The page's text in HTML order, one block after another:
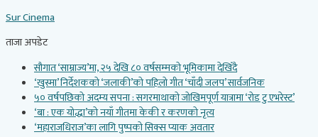
to
content
Sur Cinema
ताजा अपडेट
सौगात ‘साम्राज्य’मा, २५ देखि ८० वर्षसम्मको भूमिकामा देखिँदै
‘खुस्मा’ निर्देशकको ‘जलाकी’को पहिलो गीत ‘चाँदी जलप’ सार्वजनिक
५० वर्षपछिको अदम्य सपना : सगरमाथाको जोखिमपूर्ण यात्रामा ‘रोड टु एभरेस्ट’
‘बा : एक योद्धा’को नयाँ गीतमा केकी र करणको नृत्य
‘महाराजधिराज’का लागि पुष्पको सिक्स प्याक अवतार